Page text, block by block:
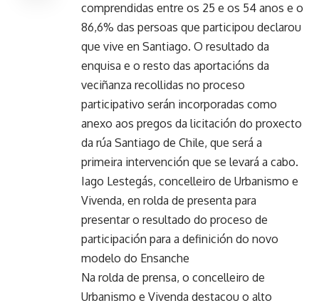
comprendidas entre os 25 e os 54 anos e o
86,6% das persoas que participou declarou
que vive en Santiago. O resultado da
enquisa e o resto das aportacións da
veciñanza recollidas no proceso
participativo serán incorporadas como
anexo aos pregos da licitación do proxecto
da rúa Santiago de Chile, que será a
primeira intervención que se levará a cabo.
Iago Lestegás, concelleiro de Urbanismo e
Vivenda, en rolda de presenta para
presentar o resultado do proceso de
participación para a definición do novo
modelo do Ensanche
Na rolda de prensa, o concelleiro de
Urbanismo e Vivenda destacou o alto